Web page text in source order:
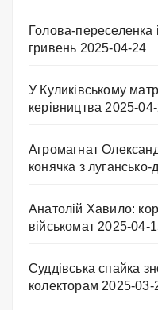
Голова-переселенка
гривень 2025-04-24
У Куликівському
керівництва 2025-
Агромагнат
конячка з лугансько-
Анатолій Хавило:
військомат 2025-04-
Суддівська спайка
колекторам 2025-03-